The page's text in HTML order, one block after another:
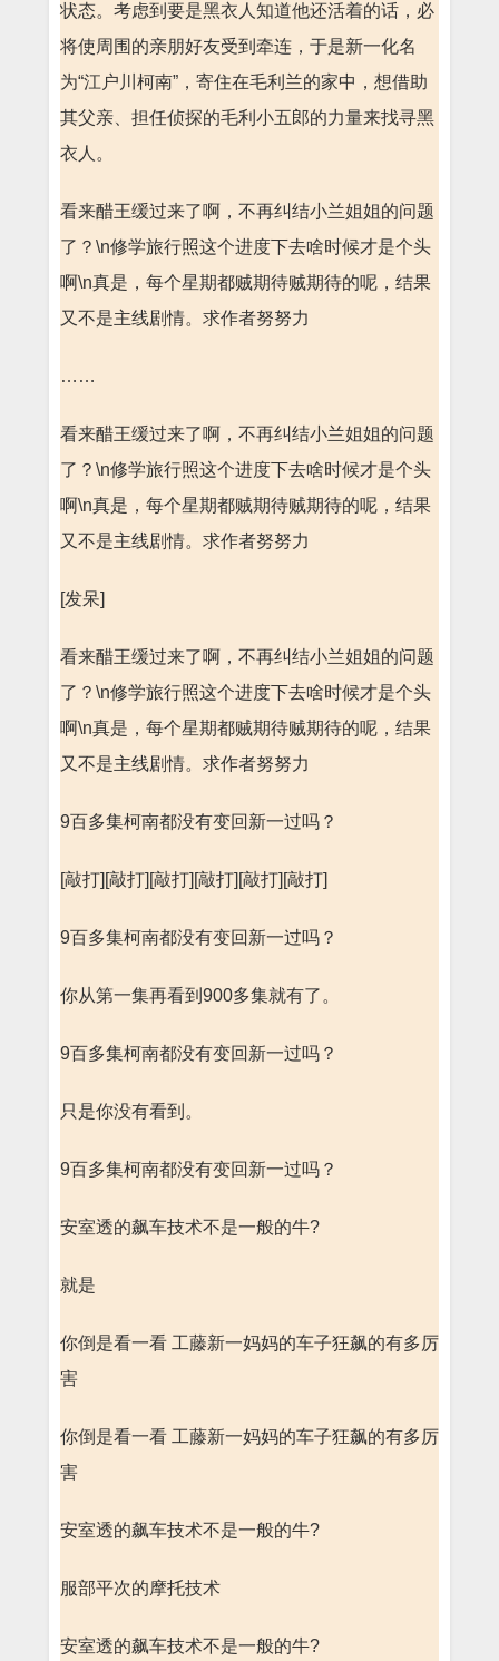
状态。考虑到要是黑衣人知道他还活着的话，必
将使周围的亲朋好友受到牵连，于是新一化名
为“江户川柯南”，寄住在毛利兰的家中，想借助
其父亲、担任侦探的毛利小五郎的力量来找寻黑
衣人。
看来醋王缓过来了啊，不再纠结小兰姐姐的问题
了？\n修学旅行照这个进度下去啥时候才是个头
啊\n真是，每个星期都贼期待贼期待的呢，结果
又不是主线剧情。求作者努努力
……
看来醋王缓过来了啊，不再纠结小兰姐姐的问题
了？\n修学旅行照这个进度下去啥时候才是个头
啊\n真是，每个星期都贼期待贼期待的呢，结果
又不是主线剧情。求作者努努力
[发呆]
看来醋王缓过来了啊，不再纠结小兰姐姐的问题
了？\n修学旅行照这个进度下去啥时候才是个头
啊\n真是，每个星期都贼期待贼期待的呢，结果
又不是主线剧情。求作者努努力
9百多集柯南都没有变回新一过吗？
[敲打][敲打][敲打][敲打][敲打][敲打]
9百多集柯南都没有变回新一过吗？
你从第一集再看到900多集就有了。
9百多集柯南都没有变回新一过吗？
只是你没有看到。
9百多集柯南都没有变回新一过吗？
安室透的飙车技术不是一般的牛?
就是
你倒是看一看 工藤新一妈妈的车子狂飙的有多厉
害
你倒是看一看 工藤新一妈妈的车子狂飙的有多厉
害
安室透的飙车技术不是一般的牛?
服部平次的摩托技术
安室透的飙车技术不是一般的牛?